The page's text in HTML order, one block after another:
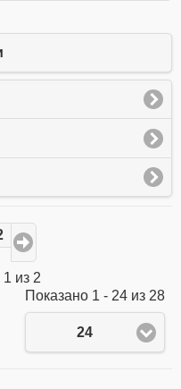
из 2
Показано 1 - 24 из 28
24